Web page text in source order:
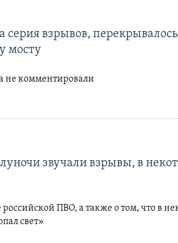
серия взрывов, перекрывалось
мосту
не комментировали
звучали взрывы, в
ПВО, а также о том, что в
свет»